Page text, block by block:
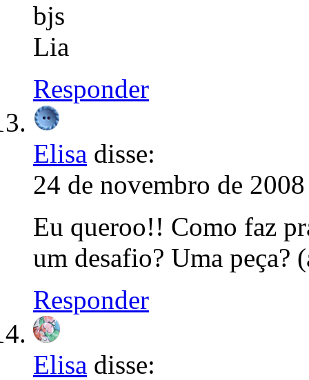
bjs
Lia
Responder
Elisa disse:
24 de novembro de
Eu queroo!! Como faz
um desafio? Uma
Responder
Elisa disse: